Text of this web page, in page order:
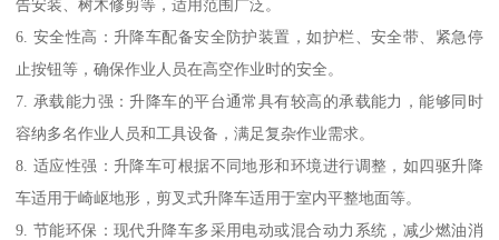
告安装、树木修剪等，适用范围广泛。
6. 安全性高：升降车配备安全防护装置，如护栏、安全带、紧急停
止按钮等，确保作业人员在高空作业时的安全。
7. 承载能力强：升降车的平台通常具有较高的承载能力，能够同时
容纳多名作业人员和工具设备，满足复杂作业需求。
8. 适应性强：升降车可根据不同地形和环境进行调整，如四驱升降
车适用于崎岖地形，剪叉式升降车适用于室内平整地面等。
9. 节能环保：现代升降车多采用电动或混合动力系统，减少燃油消